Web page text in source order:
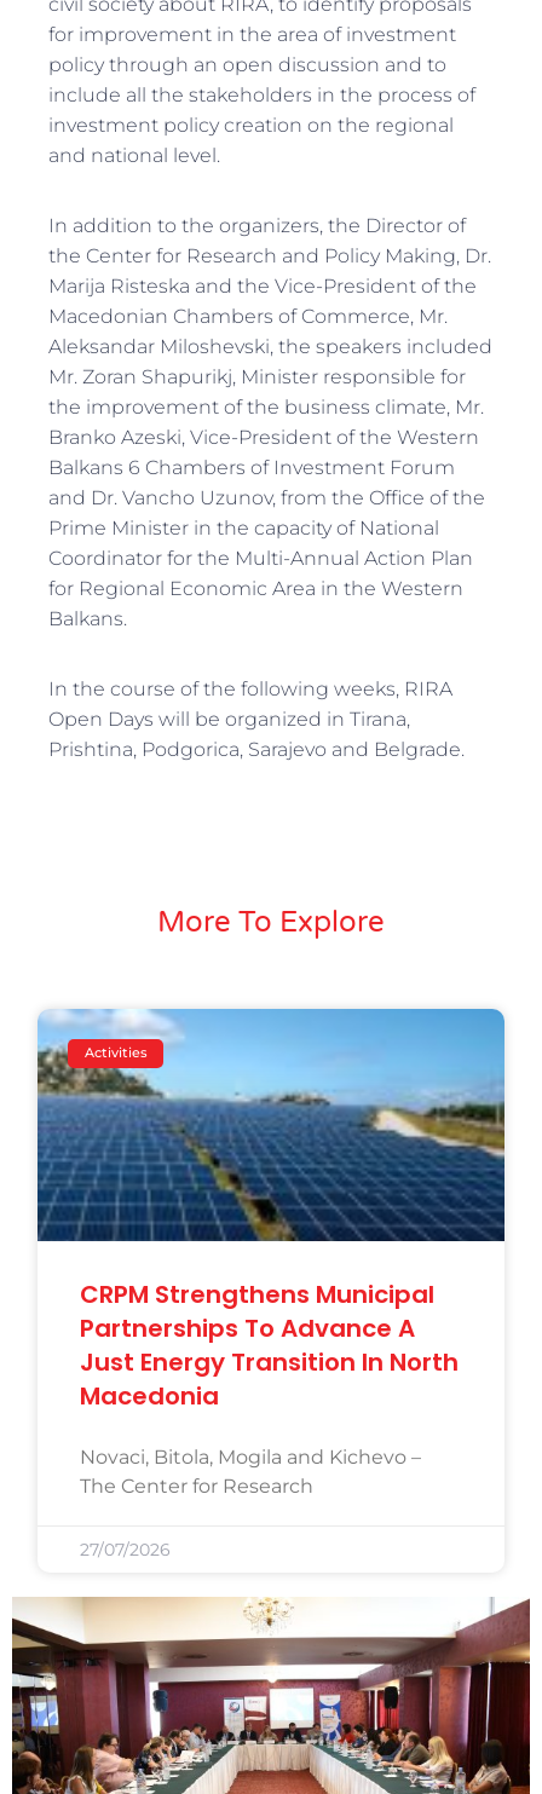
for improvement in the area of investment
policy through an open discussion and to
include all the stakeholders in the process of
investment policy creation on the regional
and national level.
In addition to the organizers, the Director of
the Center for Research and Policy Making, Dr.
Marija Risteska and the Vice-President of the
Macedonian Chambers of Commerce, Mr.
Aleksandar Miloshevski, the speakers included
Mr. Zoran Shapurikj, Minister responsible for
the improvement of the business climate, Mr.
Branko Azeski, Vice-President of the Western
Balkans 6 Chambers of Investment Forum
and Dr. Vancho Uzunov, from the Office of the
Prime Minister in the capacity of National
Coordinator for the Multi-Annual Action Plan
for Regional Economic Area in the Western
Balkans.
In the course of the following weeks, RIRA
Open Days will be organized in Tirana,
Prishtina, Podgorica, Sarajevo and Belgrade.
More To Explore
Activities
CRPM Strengthens Municipal
Partnerships To Advance A
Just Energy Transition In North
Macedonia
Novaci, Bitola, Mogila and Kichevo –
The Center for Research
27/07/2026